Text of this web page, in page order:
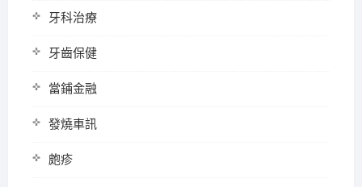
牙科治療
牙齒保健
當鋪金融
發燒車訊
皰疹